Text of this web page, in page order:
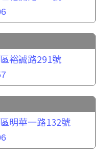
裕誠路291號
明華一路132號